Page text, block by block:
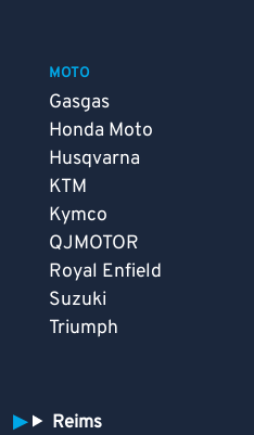
MOTO
Gasgas
Honda Moto
Husqvarna
KTM
Kymco
QJMOTOR
Royal Enfield
Suzuki
Triumph
Reims